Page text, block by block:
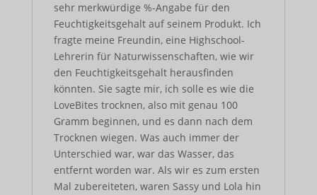
sehr merkwürdige %-Angabe für den
Feuchtigkeitsgehalt auf seinem Produkt. Ich
fragte meine Freundin, eine Highschool-
Lehrerin für Naturwissenschaften, wie wir
den Feuchtigkeitsgehalt herausfinden
könnten. Sie sagte mir, ich solle es wie die
LoveBites trocknen, also mit genau 100
Gramm beginnen, und es dann nach dem
Trocknen wiegen. Was auch immer der
Unterschied war, war das Wasser, das
entfernt worden war. Als wir es zum ersten
Mal zubereiteten, waren Sassy und Lola hin